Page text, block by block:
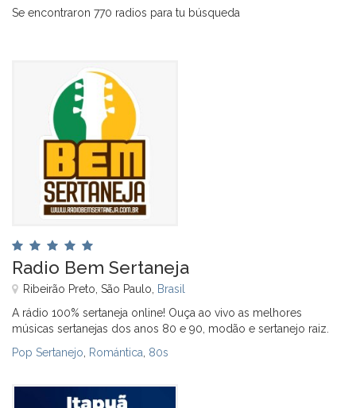
Se encontraron 770 radios para tu búsqueda
Radio Bem Sertaneja
Ribeirão Preto, São Paulo, Brasil
A rádio 100% sertaneja online! Ouça ao vivo as melhores
músicas sertanejas dos anos 80 e 90, modão e sertanejo raiz.
Pop Sertanejo Romántica 80s